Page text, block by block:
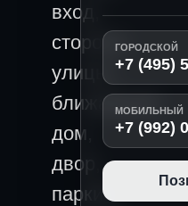
вход,
сторона
улицы,
ближайший
дом,
двор,
паркинг
ГОРОДСКОЙ
+7 (495)
МОБИЛЬНЫЙ
+7 (992)